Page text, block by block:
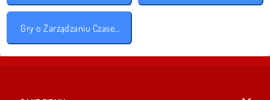
Gry o Zarządzaniu Czasem